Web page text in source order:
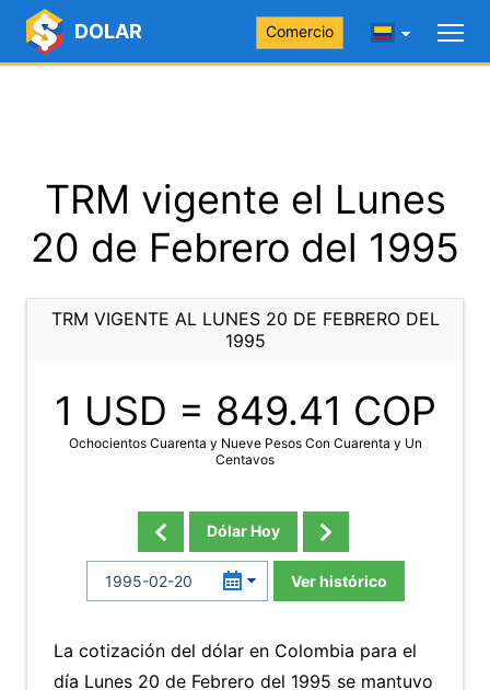
DOLAR Comercio
TRM vigente el Lunes
20 de Febrero del 1995
TRM VIGENTE AL LUNES 20 DE FEBRERO DEL
1995
1 USD = 849.41 COP
Ochocientos Cuarenta y Nueve Pesos Con Cuarenta y Un
Centavos
Dólar Hoy
Ver histórico
La cotización del dólar en Colombia para el
día Lunes 20 de Febrero del 1995 se mantuvo